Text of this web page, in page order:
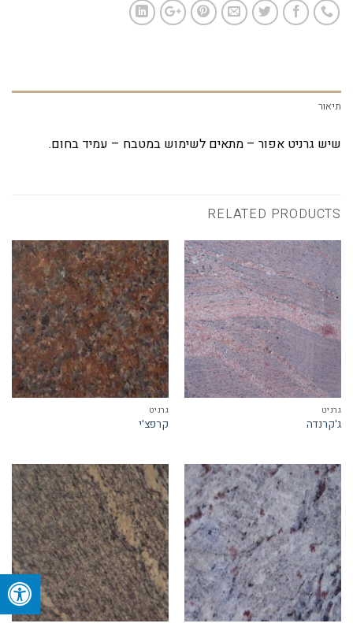
תיאור
שיש גרניט אפור – מתאים לשימוש במטבח – עמיד בחום.
RELATED PRODUCTS
גרניט
ג'קרנדה
גרניט
קרפצ'י